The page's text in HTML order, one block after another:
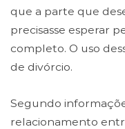
que a parte que
precisasse esperar
completo. O uso
de divórcio.
Segundo
relacionamento